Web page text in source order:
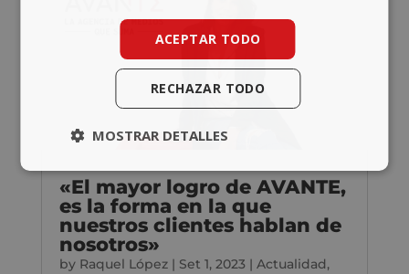
«El mayor logro de AVANTE,
es la forma en la que
nuestros clientes hablan de
nosotros»
by Raquel López| Set 1, 2023| Actualidad,
ACEPTAR TODO
RECHAZAR TODO
MOSTRAR DETALLES